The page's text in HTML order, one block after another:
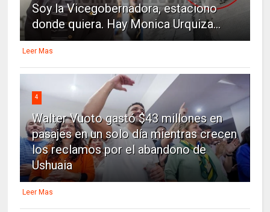
Soy la Vicegobernadora, estaciono
donde quiera. Hay Monica Urquiza...
Leer Mas
4
Walter Vuoto gastó $43 millones en
pasajes en un solo día mientras crecen
los reclamos por el abandono de
Ushuaia
Leer Mas